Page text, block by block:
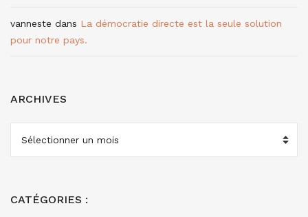
vanneste dans La démocratie directe est la seule solution
pour notre pays.
ARCHIVES
ARCHIVES
CATÉGORIES :